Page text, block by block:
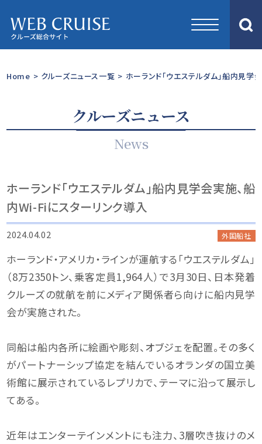
Home > クルーズニュース一覧 > ホーランド「ウエステルダム」船内見
クルーズニュース
News
ホーランド「ウエステルダム」船内見学会実施、船
内Wi-Fiにスターリンク導入
2024.04.02 外国船社
ホーランド・アメリカ・ラインが運航する「ウエステルダム」
（8万2350トン、乗客定員1,964人）で3月30日、日本発着
クルーズの就航を前にメディア関係者ら向けに船内見学
会が実施された。
同船は船内各所に絵画や彫刻、オブジェを配置。その多く
がパートナーシップ協定を結んでいるオランダの国立美
術館に展示されているレプリカで、テーマに沿って展示し
てある。
近年はエンターテインメントにも注力、3層吹き抜けのメ